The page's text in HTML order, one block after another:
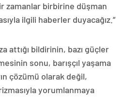
zamanlar birbirine düşman
ilgili haberler duyacağız.”
attığı bildirinin, bazı güçler
sonu, barışçıl yaşama
çözümü olarak değil,
yorumlanmaya